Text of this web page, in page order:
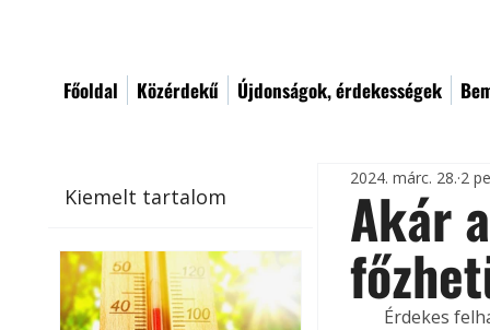
Főoldal Közérdekű Újdonságok, érdekességek
Kiemelt tartalom Akár
2024. márc. 28. 2
Érdekes